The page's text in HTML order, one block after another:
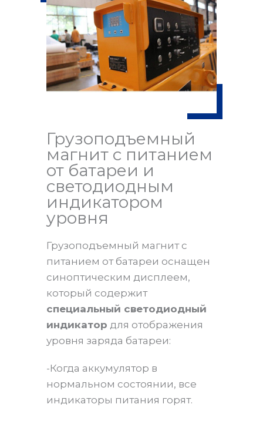
Грузоподъемный
магнит с питанием
от батареи и
светодиодным
индикатором
уровня
Грузоподъемный магнит с
питанием от батареи оснащен
синоптическим дисплеем,
который содержит
специальный светодиодный
индикатор для отображения
уровня заряда батареи:
-Когда аккумулятор в
нормальном состоянии, все
индикаторы питания горят.